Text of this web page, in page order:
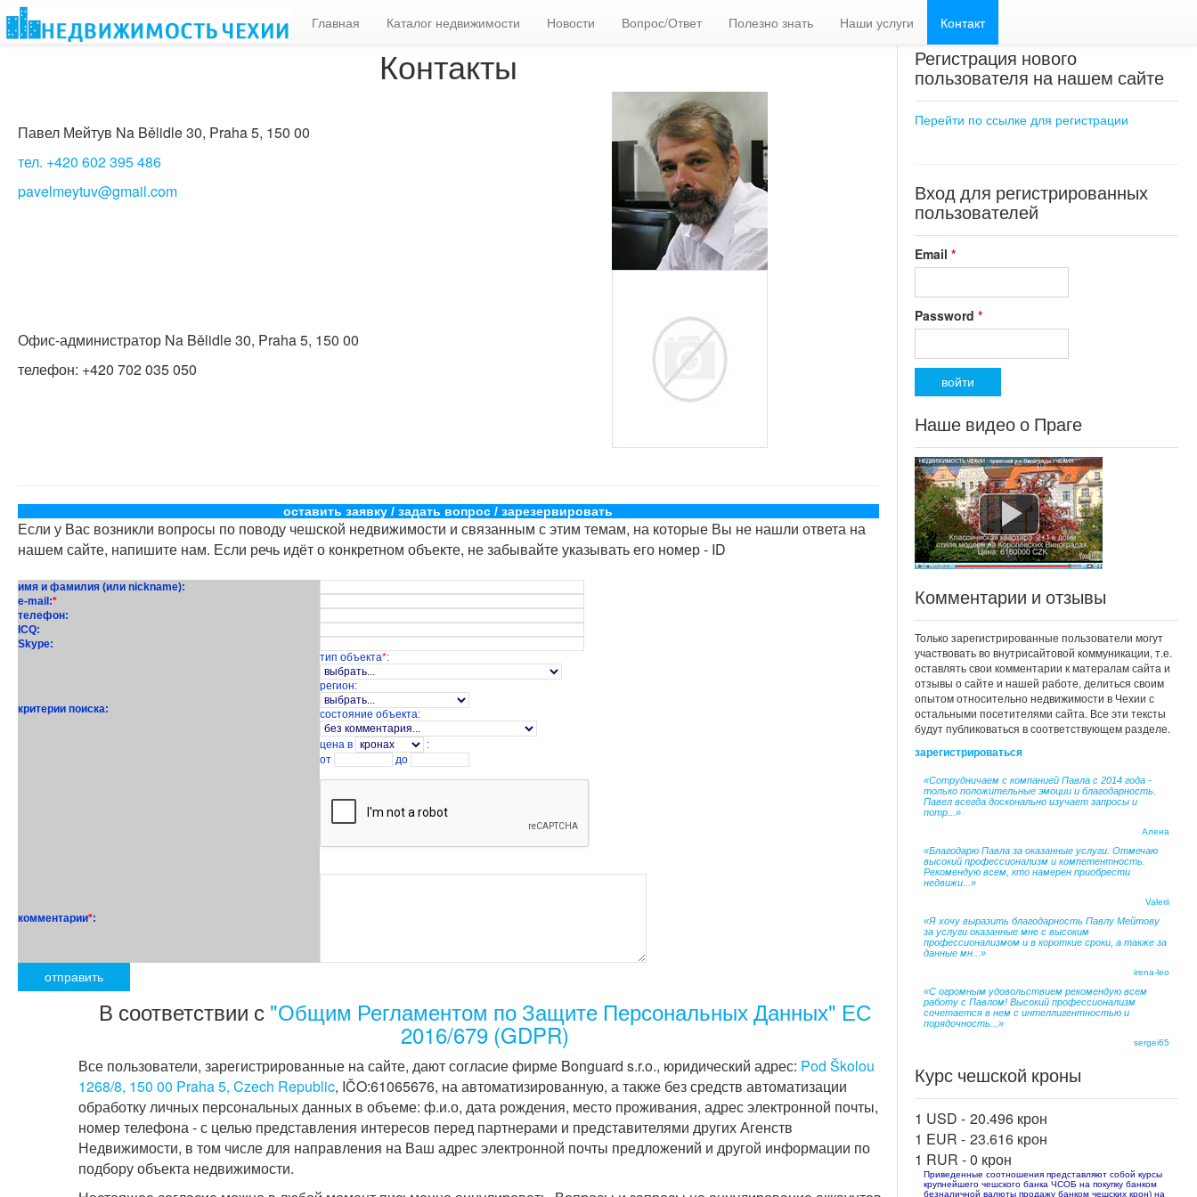
Главная Каталог недвижимости Новости Вопрос/Ответ Полезно знать Наши услуги Контакт
Контакты
Павел Мейтув Na Bělidle 30, Praha 5, 150 00
тел. +420 602 395 486
pavelmeytuv@gmail.com
Офис-администратор Na Bělidle 30, Praha 5, 150 00
телефон: +420 702 035 050
оставить заявку / задать вопрос / зарезервировать
Если у Вас возникли вопросы по поводу чешской недвижимости и связанным с этим темам, на которые Вы не нашли ответа на
нашем сайте, напишите нам. Если речь идёт о конкретном объекте, не забывайте указывать его номер - ID
имя и фамилия (или nickname):
e-mail:*
телефон:
ICQ:
Skype:
критерии поиска:
тип объекта*:
регион:
состояние объекта:
цена в
:
от
до
комментарии*:
В соответствии с "Общим Регламентом по Защите Персональных Данных" ЕС
2016/679 (GDPR)
Все пользователи, зарегистрированные на сайте, дают согласие фирме Bonguard s.r.o., юридический адрес: Pod Školou
1268/8, 150 00 Praha 5, Czech Republic, IČO:61065676, на автоматизированную, а также без средств автоматизации
обработку личных персональных данных в объеме: ф.и.о, дата рождения, место проживания, адрес электронной почты,
номер телефона - с целью представления интересов перед партнерами и представителями других Агенств
Недвижимости, в том числе для направления на Ваш адрес электронной почты предложений и другой информации по
подбору объекта недвижимости.
Регистрация нового
пользователя на нашем сайте
Перейти по ссылке для регистрации
Вход для регистрированных
пользователей
Email *
Password *
Наше видео о Праге
Комментарии и отзывы
Только зарегистрированные пользователи могут
участвовать во внутрисайтовой коммуникации, т.е.
оставлять свои комментарии к матералам сайта и
отзывы о сайте и нашей работе, делиться своим
опытом относительно недвижимости в Чехии с
остальными посетителями сайта. Все эти тексты
будут публиковаться в соответствующем разделе.
зарегистрироваться
«Сотрудничаем с компанией Павла с 2014 года -
только положительные эмоции и благодарность.
Павел всегда досконально изучает запросы и
потр...»
Алена
«Благодарю Павла за оказанные услуги. Отмечаю
высокий профессионализм и компетентность.
Рекомендую всем, кто намерен приобрести
недвижи...»
Valerii
«Я хочу выразить благодарность Павлу Мейтову
за услуги оказанные мне с высоким
профессионализмом и в короткие сроки, а также за
данные мн...»
irena-leo
«С огромным удовольствием рекомендую всем
работу с Павлом! Высокий профессионализм
сочетается в нем с интеллигентностью и
порядочность...»
sergei65
Курс чешской кроны
1 USD - 20.496 крон
1 EUR - 23.616 крон
1 RUR -0 крон
Приведенные соотношения представляют собой курсы
крупнейшего чешского банка ЧСОБ на покупку банком
безналичной валюты продажу банком чешских крон) на